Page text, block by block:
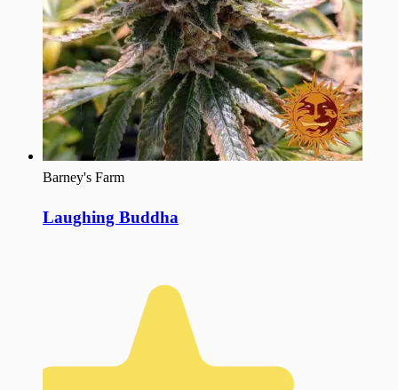
Barney's Farm
Laughing Buddha